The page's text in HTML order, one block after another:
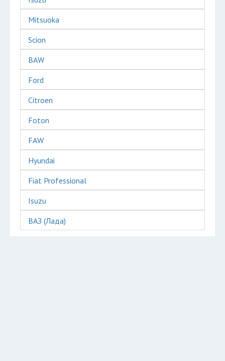
Mitsuoka
Scion
BAW
Ford
Citroen
Foton
FAW
Hyundai
Fiat Professional
Isuzu
ВАЗ (Лада)